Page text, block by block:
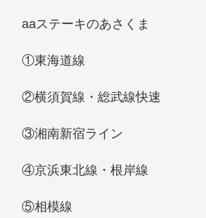
aaステーキのあさくま
①東海道線
②横須賀線・総武線快速
③湘南新宿ライン
④京浜東北線・根岸線
⑤相模線